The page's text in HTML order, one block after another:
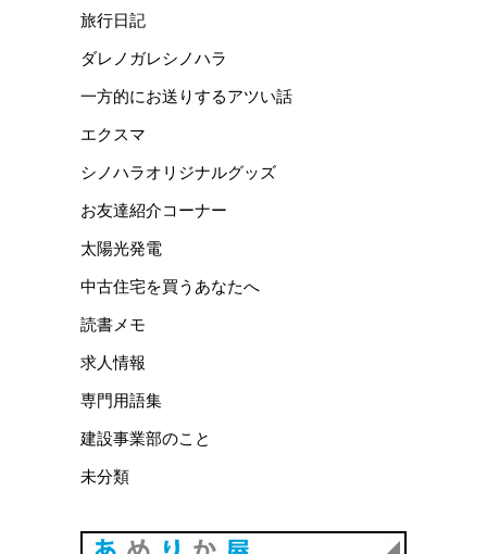
旅行日記
ダレノガレシノハラ
一方的にお送りするアツい話
エクスマ
シノハラオリジナルグッズ
お友達紹介コーナー
太陽光発電
中古住宅を買うあなたへ
読書メモ
求人情報
専門用語集
建設事業部のこと
未分類